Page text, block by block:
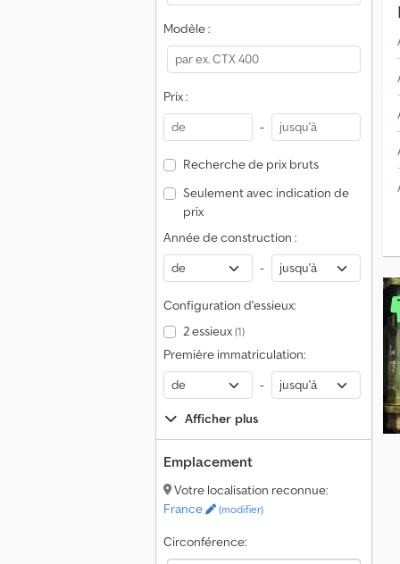
Modèle :
Prix :
-
Recherche de prix bruts
Seulement avec indication de
prix
Année de construction :
-
Configuration d'essieux:
2 essieux(1)
Première immatriculation:
-
Afficher plus
Emplacement
Votre localisation reconnue:
France
(modifier)
Circonférence: